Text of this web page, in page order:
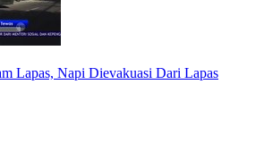
Lapas, Napi Dievakuasi Dari Lapas